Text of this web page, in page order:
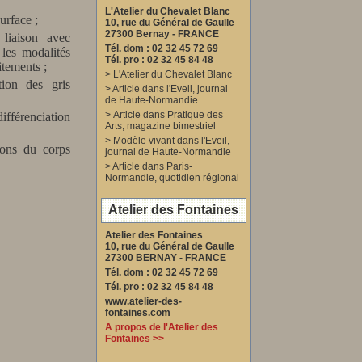
;
avec
modalités
;
des gris
du corps
L'Atelier du Chevalet Blanc
10, rue du Général de Gaulle
27300 Bernay - FRANCE
Tél. dom : 02 32 45 72 69
Tél. pro : 02 32 45 84 48
> L'Atelier du Chevalet Blanc
>Article dans l'Eveil, journal
de Haute-Normandie
> Article dans Pratique des
Arts, magazine bimestriel
> Modèle vivant dans l'Eveil,
journal de Haute-Normandie
>Article dans Paris-
Normandie, quotidien régional
Atelier des Fontaines
Atelier des Fontaines
10, rue du Général de Gaulle
27300 BERNAY - FRANCE
Tél. dom : 02 32 45 72 69
Tél. pro : 02 32 45 84 48
www.atelier-des-
fontaines.com
A propos de l'Atelier des
Fontaines >>